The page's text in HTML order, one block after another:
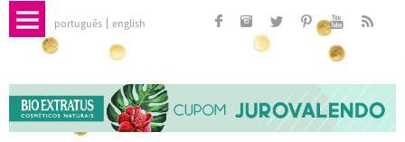
português english